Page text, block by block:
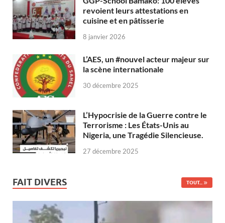
revoient leurs attestations en
cuisine et en pâtisserie
8 janvier 2026
L’AES, un #nouvel acteur majeur sur
la scène internationale
30 décembre 2025
L’Hypocrisie de la Guerre contre le
Terrorisme : Les États-Unis au
Nigeria, une Tragédie Silencieuse.
27 décembre 2025
FAIT DIVERS TOUT...